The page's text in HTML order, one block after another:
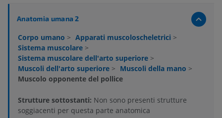
Anatomia umana 2
Corpo umano > Apparati muscoloscheletrici >
Sistema muscolare >
Sistema muscolare dell'arto superiore >
Muscoli dell'arto superiore > Muscoli della mano >
Muscolo opponente del pollice
Strutture sottostanti: Non sono presenti strutture
soggiacenti per questa parte anatomica